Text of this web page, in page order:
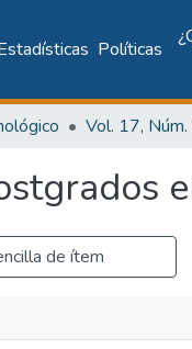
Políticas
de ítem